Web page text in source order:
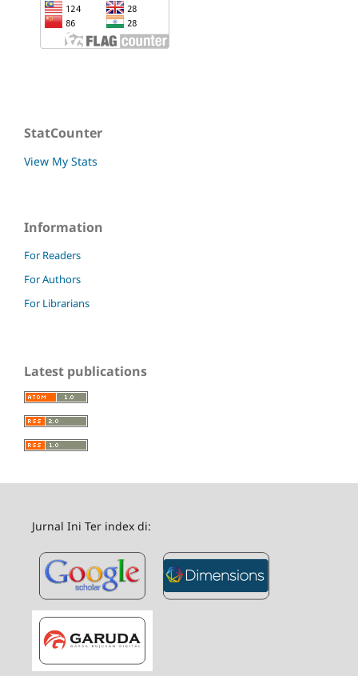
StatCounter
View My Stats
Information
For Readers
For Authors
For Librarians
Latest publications
Jurnal Ini Ter index di: